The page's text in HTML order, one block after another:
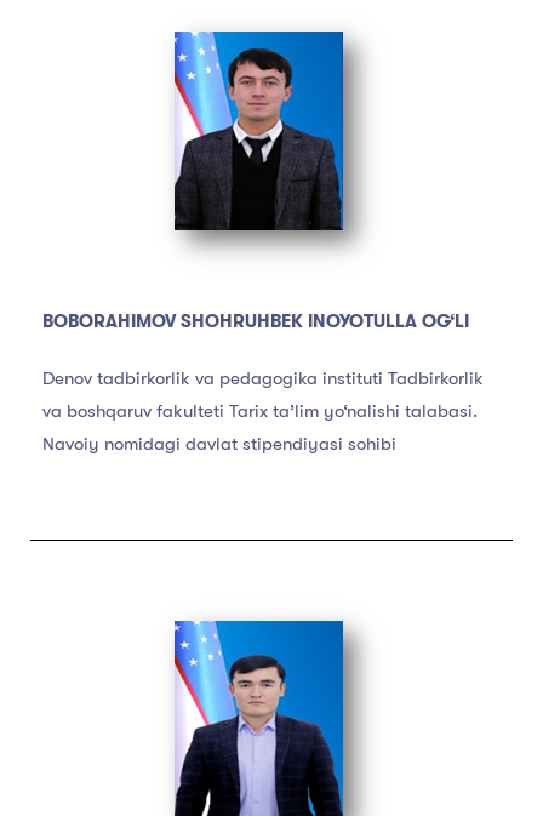
BOBORAHIMOV SHOHRUHBEK INOYOTULLA OG‘LI
Denov tadbirkorlik va pedagogika instituti Tadbirkorlik
va boshqaruv fakulteti Tarix ta’lim yo‘nalishi talabasi.
Navoiy nomidagi davlat stipendiyasi sohibi